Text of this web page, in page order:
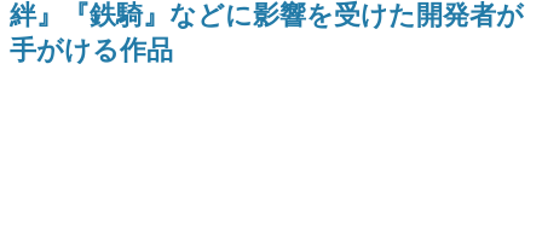
ルを網羅するほか、開発者へのインタビューや識者による
解説を掲載。約20年の歴史が一望できる決定版！
絆』『鉄騎』などに影響を受けた開発者が
手がける作品